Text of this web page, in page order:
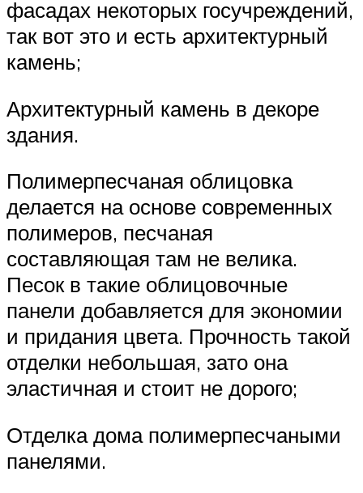
фасадах некоторых госучреждений,
так вот это и есть архитектурный
камень;
Архитектурный камень в декоре
здания.
Полимерпесчаная облицовка
делается на основе современных
полимеров, песчаная
составляющая там не велика.
Песок в такие облицовочные
панели добавляется для экономии
и придания цвета. Прочность такой
отделки небольшая, зато она
эластичная и стоит не дорого;
Отделка дома полимерпесчаными
панелями.